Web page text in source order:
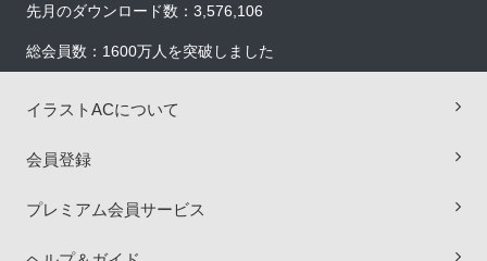
先月のダウンロード数：3,576,106
総会員数：1600万人を突破しました
イラストACについて
会員登録
プレミアム会員サービス